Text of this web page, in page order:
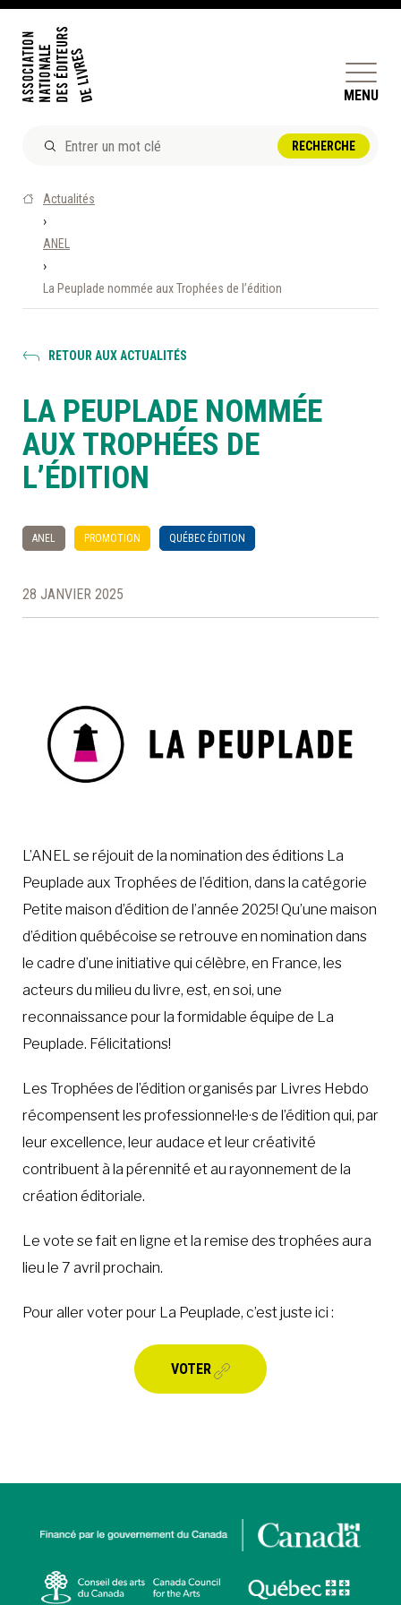
MENU
DOSSIERS ET ENJEUX
ÊTRE ÉDITEUR·TRICE
PERFECTIONNEMENT
ET SERVICES AUX MEMBRES
À LA POINTE DE LA PROFESSION
RÉPERTOIRE DES MEMBRES
Actualités
›
ANEL
›
La Peuplade nommée aux Trophées de l’édition
RETOUR AUX ACTUALITÉS
LA PEUPLADE NOMMÉE
AUX TROPHÉES DE
L’ÉDITION
ANEL PROMOTION QUÉBEC ÉDITION
28 JANVIER 2025
L’ANEL se réjouit de la nomination des éditions La
Peuplade aux Trophées de l’édition, dans la catégorie
Petite maison d’édition de l’année 2025! Qu’une maison
d’édition québécoise se retrouve en nomination dans
le cadre d’une initiative qui célèbre, en France, les
acteurs du milieu du livre, est, en soi, une
reconnaissance pour la formidable équipe de La
Peuplade. Félicitations!
Les Trophées de l’édition organisés par Livres Hebdo
récompensent les professionnel·le·s de l’édition qui, par
leur excellence, leur audace et leur créativité
contribuent à la pérennité et au rayonnement de la
création éditoriale.
Le vote se fait en ligne et la remise des trophées aura
lieu le 7 avril prochain.
Pour aller voter pour La Peuplade, c’est juste ici :
VOTER